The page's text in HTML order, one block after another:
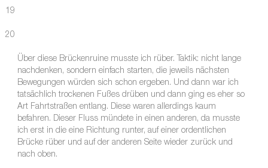
19
20
Über diese Brückenruine musste ich rüber. Taktik: nicht lange
nachdenken, sondern einfach starten, die jeweils nächsten
Bewegungen würden sich schon ergeben. Und dann war ich
tatsächlich trockenen Fußes drüben und dann ging es eher so
Art Fahrtstraßen entlang. Diese waren allerdings kaum
befahren. Dieser Fluss mündete in einen anderen, da musste
ich erst in die eine Richtung runter, auf einer ordentlichen
Brücke rüber und auf der anderen Seite wieder zurück und
nach oben.